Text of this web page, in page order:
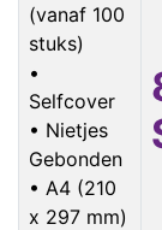
(vanaf 100
stuks)
•
Selfcover
• Nietjes
Gebonden
• A4 (210
x 297 mm)